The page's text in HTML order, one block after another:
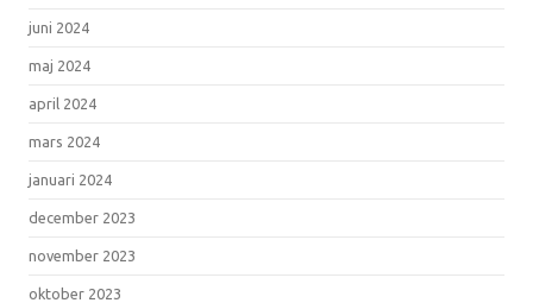
juni 2024
maj 2024
april 2024
mars 2024
januari 2024
december 2023
november 2023
oktober 2023